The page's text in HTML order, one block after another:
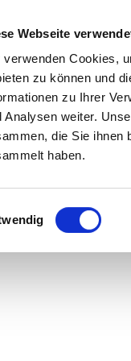
Webseite
verwenden Cookies,
zu können und
zu Ihrer
Analysen weiter.
die Sie ihnen
haben.
& Entdecken